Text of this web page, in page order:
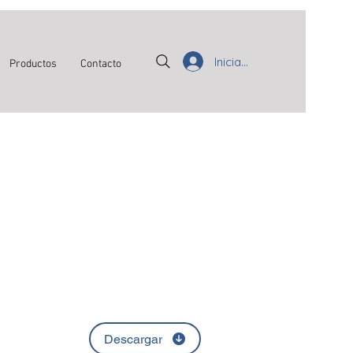
Productos Contacto Iniciar sesión
Descargar